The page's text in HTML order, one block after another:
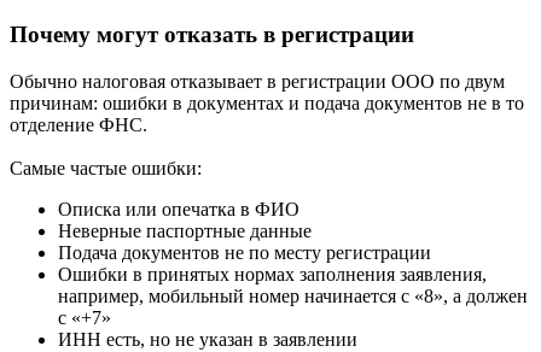
Почему могут отказать в регистрации
Обычно налоговая отказывает в регистрации ООО по двум
причинам: ошибки в документах и подача документов не в то
отделение ФНС.
Самые частые ошибки:
Описка или опечатка в ФИО
Неверные паспортные данные
Подача документов не по месту регистрации
Ошибки в принятых нормах заполнения заявления,
например, мобильный номер начинается с «8», а должен
с «+7»
ИНН есть, но не указан в заявлении